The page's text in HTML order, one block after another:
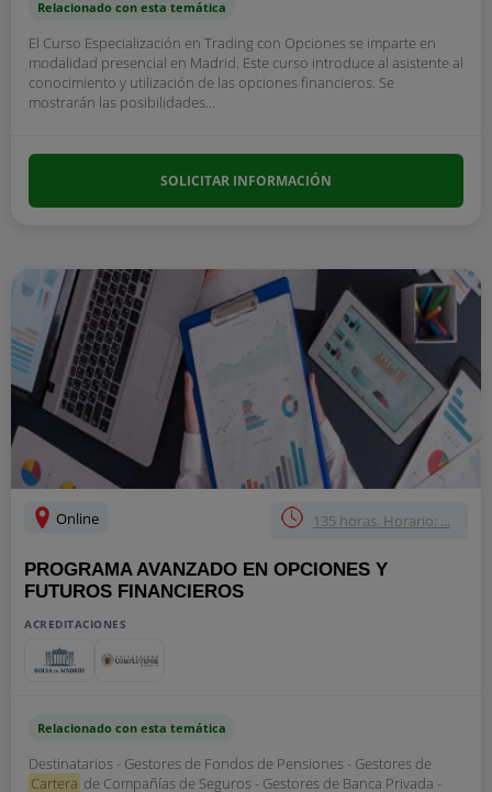
Relacionado con esta temática
El Curso Especialización en Trading con Opciones se imparte en
modalidad presencial en Madrid. Este curso introduce al asistente al
conocimiento y utilización de las opciones financieros. Se
mostrarán las posibilidades...
SOLICITAR INFORMACIÓN
Online 135 horas. Horario: ...
PROGRAMA AVANZADO EN OPCIONES Y
FUTUROS FINANCIEROS
ACREDITACIONES
Relacionado con esta temática
Destinatarios - Gestores de Fondos de Pensiones - Gestores de
Cartera de Compañías de Seguros - Gestores de Banca Privada -